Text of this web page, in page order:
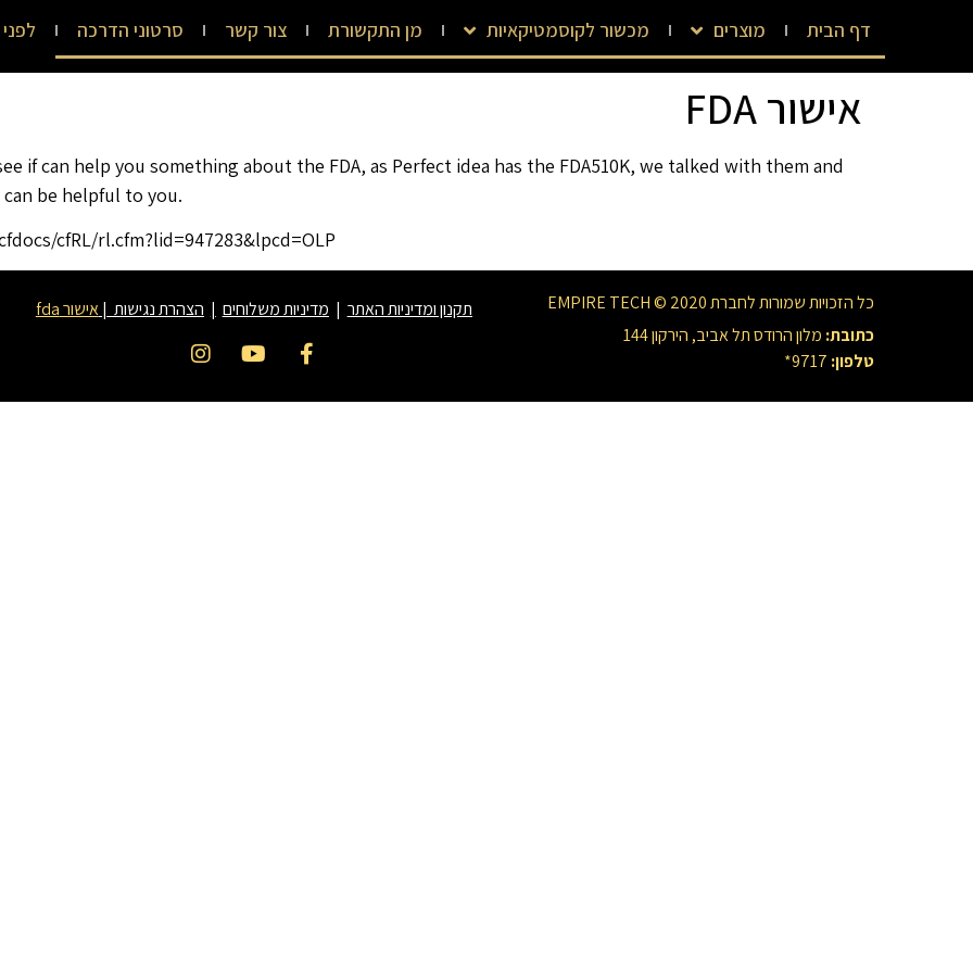
דף הבית מוצרים מכשור לקוסמטיקאיות מן התקשורת צור קשר סרטוני הדרכה
אישור FDA
if can help you something about the FDA, as Perfect idea has the FDA510K, we talked with them and
be helpful to you.
cfRL/rl.cfm?lid=947283&lpcd=OLP
כל הזכויות שמורות לחברת EMPIRE TECH © 2020
כתובת: מלון הרודס תל אביב, הירקון 144
טלפון:
תקנון ומדיניות האתר | מדיניות משלוחים | הצהרת נגישות |אישור fda